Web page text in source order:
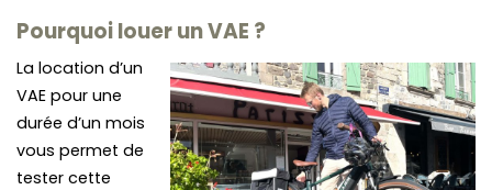
Pourquoi louer un VAE ?
La location d’un
VAE pour une
durée d’un mois
vous permet de
tester cette